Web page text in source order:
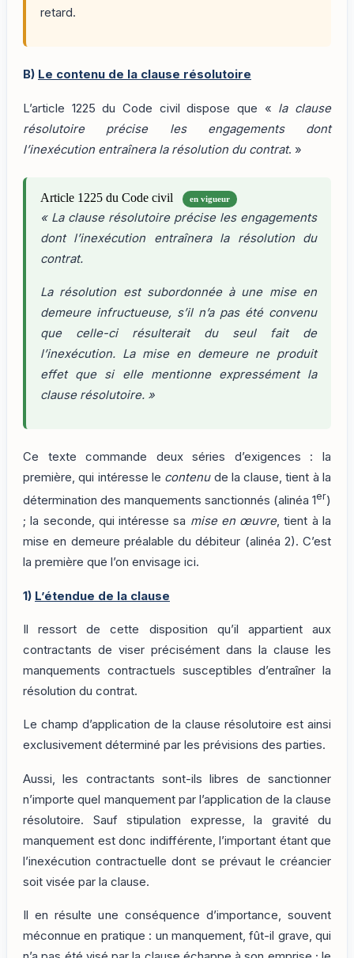
retard.
B) Le contenu de la clause résolutoire
L’article 1225 du Code civil dispose que « la clause
résolutoire précise les engagements dont
l’inexécution entraînera la résolution du contrat. »
Article 1225 du Code civil en vigueur
« La clause résolutoire précise les engagements
dont l’inexécution entraînera la résolution du
contrat.
La résolution est subordonnée à une mise en
demeure infructueuse, s’il n’a pas été convenu
que celle-ci résulterait du seul fait de
l’inexécution. La mise en demeure ne produit
effet que si elle mentionne expressément la
clause résolutoire. »
Ce texte commande deux séries d’exigences : la
première, qui intéresse le contenude la clause, tient à la
détermination des manquements sanctionnés (alinéa 1er)
; la seconde, qui intéresse sa mise en œuvre, tient à la
mise en demeure préalable du débiteur (alinéa 2). C’est
la première que l’on envisage ici.
1) L’étendue de la clause
Il ressort de cette disposition qu’il appartient aux
contractants de viser précisément dans la clause les
manquements contractuels susceptibles d’entraîner la
résolution du contrat.
Le champ d’application de la clause résolutoire est ainsi
exclusivement déterminé par les prévisions des parties.
Aussi, les contractants sont-ils libres de sanctionner
n’importe quel manquement par l’application de la clause
résolutoire. Sauf stipulation expresse, la gravité du
manquement est donc indifférente, l’important étant que
l’inexécution contractuelle dont se prévaut le créancier
soit visée par la clause.
Il en résulte une conséquence d’importance, souvent
méconnue en pratique : un manquement, fût-il grave, qui